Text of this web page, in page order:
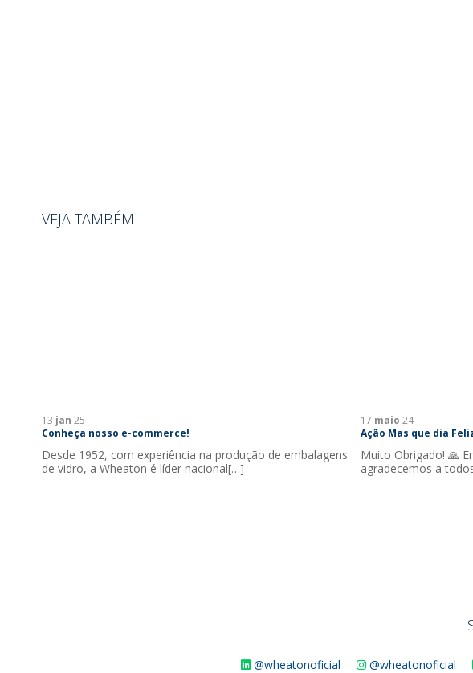
VEJA TAMBÉM
13 jan 25
Conheça nosso e-commerce!
Desde 1952, com experiência na produção de embalagens
de vidro, a Wheaton é líder nacional[…]
17 maio 24
Ação Mas que dia
Muito Obrigado! 🙏
agradecemos a
@wheatonoficial @wheatonoficial